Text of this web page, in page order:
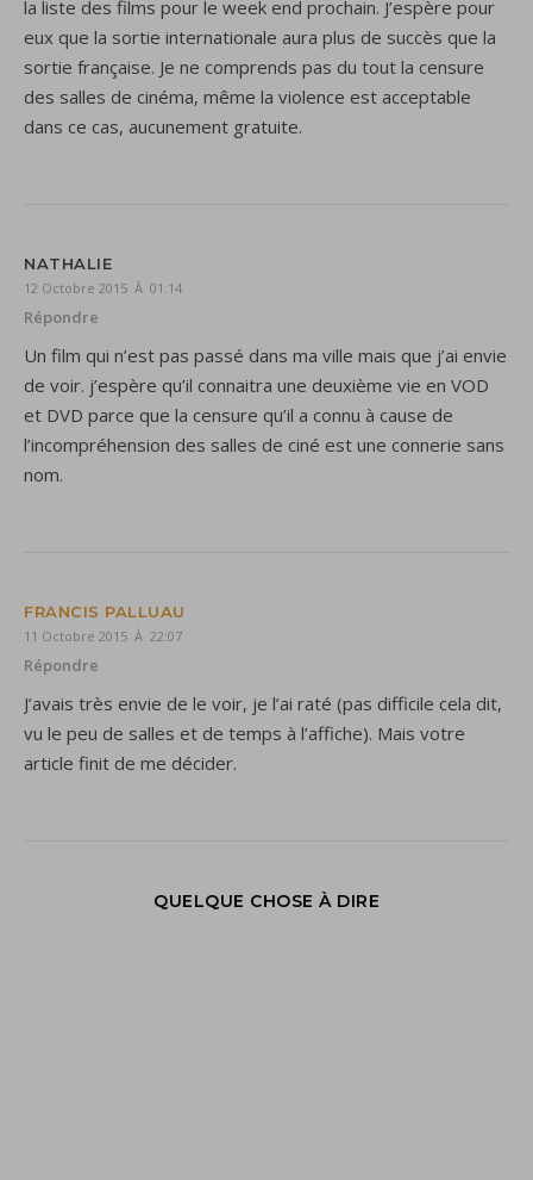
la liste des films pour le week end prochain. J’espère pour
eux que la sortie internationale aura plus de succès que la
sortie française. Je ne comprends pas du tout la censure
des salles de cinéma, même la violence est acceptable
dans ce cas, aucunement gratuite.
NATHALIE
12 Octobre 2015 À 01:14
Répondre
Un film qui n’est pas passé dans ma ville mais que j’ai envie
de voir. j’espère qu’il connaitra une deuxième vie en VOD
et DVD parce que la censure qu’il a connu à cause de
l’incompréhension des salles de ciné est une connerie sans
nom.
FRANCIS PALLUAU
11 Octobre 2015 À 22:07
Répondre
J’avais très envie de le voir, je l’ai raté (pas difficile cela dit,
vu le peu de salles et de temps à l’affiche). Mais votre
article finit de me décider.
QUELQUE CHOSE À DIRE